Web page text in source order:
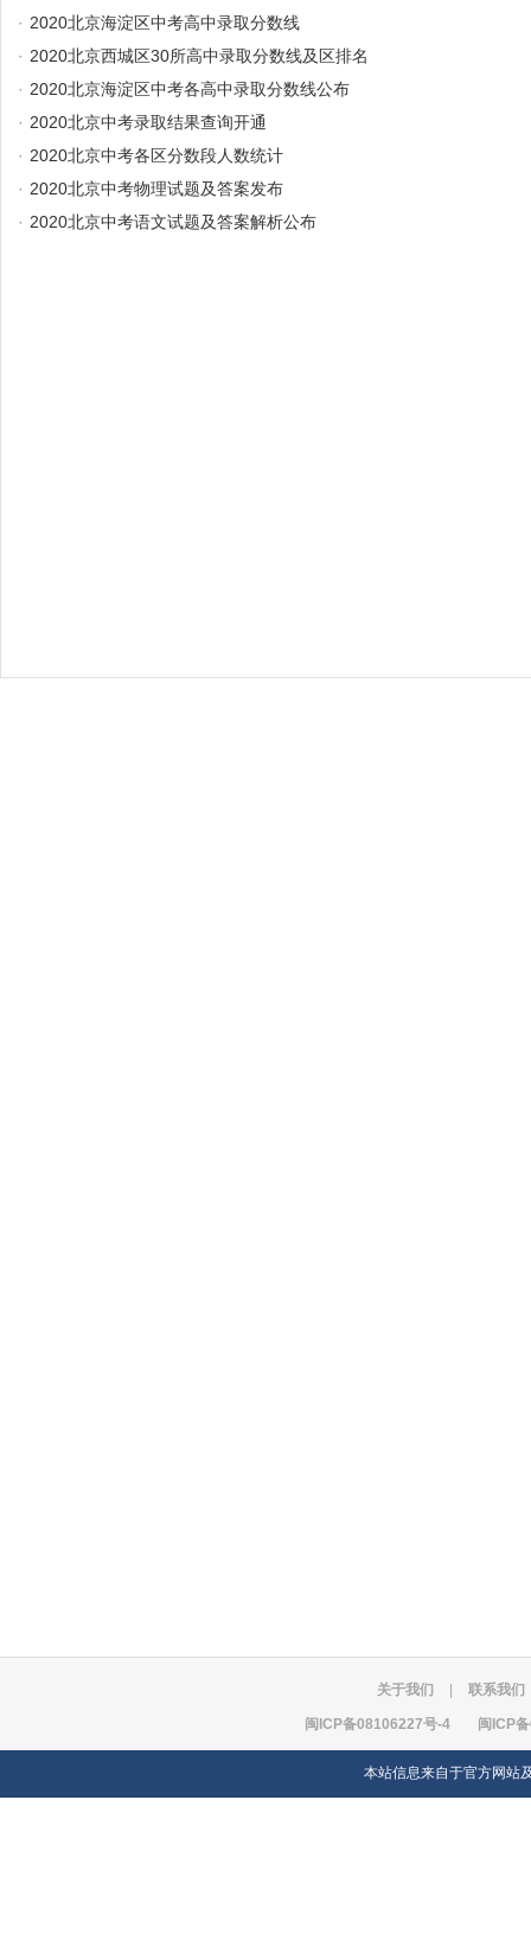
· 2020北京海淀区中考高中录取分数线
· 2020北京西城区30所高中录取分数线及区排名
· 2020北京海淀区中考各高中录取分数线公布
· 2020北京中考录取结果查询开通
· 2020北京中考各区分数段人数统计
· 2020北京中考物理试题及答案发布
· 2020北京中考语文试题及答案解析公布
关于我们 联系我们
闽ICP备08106227号-4 闽ICP
本站信息来自于官方网站